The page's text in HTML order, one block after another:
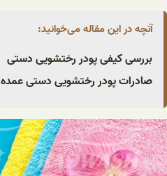
آنچه در این مقاله می‌خوانید:
بررسی کیفی پودر رختشویی دستی
صادرات پودر رختشویی دستی عمده